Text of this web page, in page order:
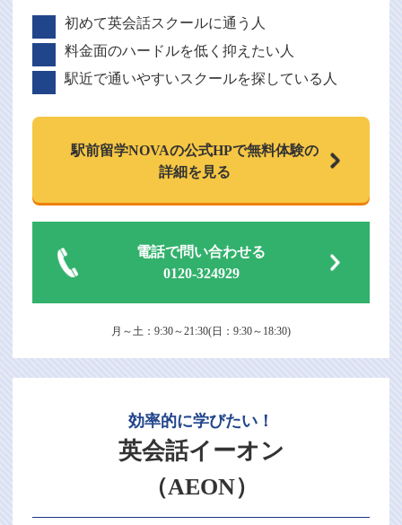
初めて英会話スクールに通う人
料金面のハードルを低く抑えたい人
駅近で通いやすいスクールを探している人
駅前留学NOVAの公式HPで無料体験の
詳細を見る
電話で問い合わせる
0120-324929
月～土：9:30～21:30(日：9:30～18:30)
効率的に学びたい！
英会話イーオン
（AEON）